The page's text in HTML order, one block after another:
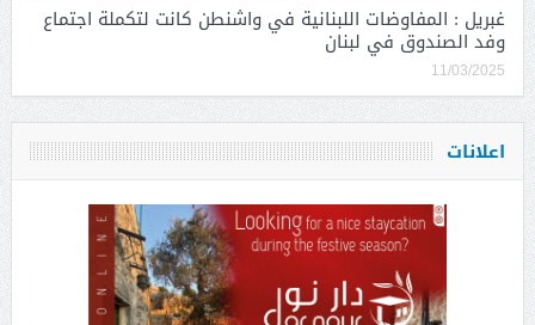
غبريل : المفاوضات اللبنانية في واشنطن كانت لتكملة اجتماع
وفد الصندوق في لبنان
11/03/2025
اعلانات